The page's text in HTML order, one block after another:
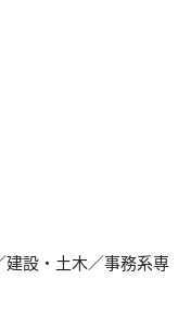
建設・土木／事務系専